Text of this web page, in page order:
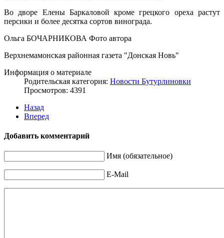
Во дворе Елены Баркаловой кроме грецкого ореха растут
персики и более десятка сортов винограда.
Ольга БОЧАРНИКОВА Фото автора
Верхнемамонская районная газета "Донская Новь"
Информация о материале
Родительская категория: Новости Бутурлиновки
Просмотров: 4391
Назад
Вперед
Добавить комментарий
Имя (обязательное)
E-Mail